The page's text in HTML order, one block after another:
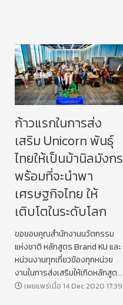
ก้าวแรกในการส่ง
เสริม Unicorn พันธุ์
ไทยให้เป็นม้านิลมังกร
พร้อมที่จะนำพา
เศรษฐกิจไทย ให้
เติบโตในระดับโลก
ขอขอบคุณสำนักงานนวัตกรรม
แห่งชาติ หลักสูตร Brand KU และ
หน่วนงานทุกเกี่ยวข้องทุกหน่วย
งานในการส่งเสริมให้เกิดหลักสูตร
ดีๆที่ส่งเสริมธุรกิจไทยให้เติบโต
เผยแพร่เมื่อ 14 Dec 2020 17:39